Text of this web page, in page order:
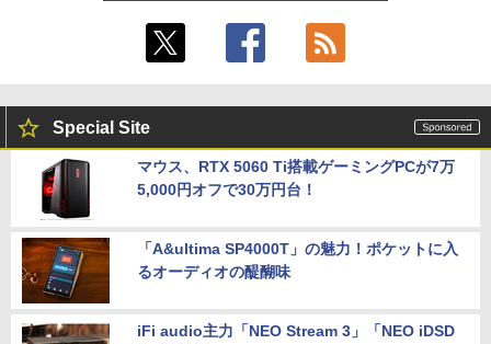
Special Site
マウス、RTX 5060 Ti搭載ゲーミングPCが7万
5,000円オフで30万円台！
「A&ultima SP4000T」の魅力！ポケットに入
るオーディオの醍醐味
iFi audio主力「NEO Stream 3」「NEO iDSD